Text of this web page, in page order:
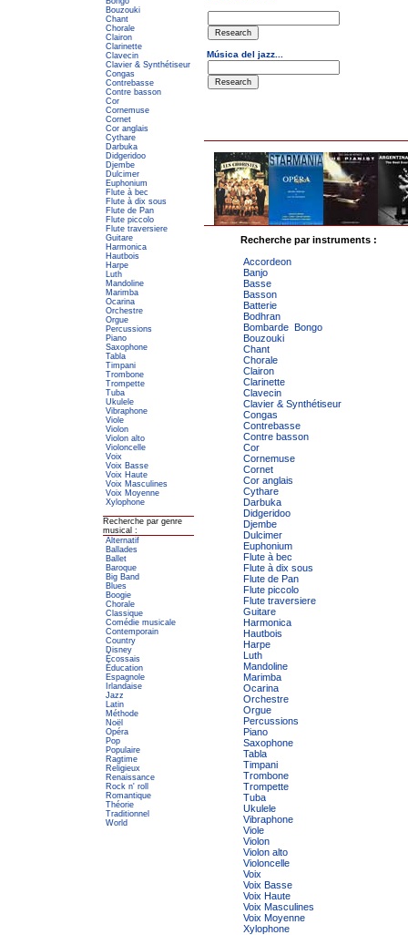
Bouzouki
Chant
Chorale
Clairon
Clarinette
Clavecin
Clavier & Synthétiseur
Congas
Contrebasse
Contre basson
Cor
Cornemuse
Cornet
Cor anglais
Cythare
Darbuka
Didgeridoo
Djembe
Dulcimer
Euphonium
Flute à bec
Flute à dix sous
Flute de Pan
Flute piccolo
Flute traversiere
Guitare
Harmonica
Hautbois
Harpe
Luth
Mandoline
Marimba
Ocarina
Orchestre
Orgue
Percussions
Piano
Saxophone
Tabla
Timpani
Trombone
Trompette
Tuba
Ukulele
Vibraphone
Viole
Violon
Violon alto
Violoncelle
Voix
Voix Basse
Voix Haute
Voix Masculines
Voix Moyenne
Xylophone
Recherche par genre
musical :
Alternatif
Ballades
Ballet
Baroque
Big Band
Blues
Boogie
Chorale
Classique
Comédie musicale
Contemporain
Country
Disney
Écossais
Éducation
Espagnole
Irlandaise
Jazz
Latin
Méthode
Noël
Opéra
Pop
Populaire
Ragtime
Religieux
Renaissance
Rock n' roll
Romantique
Théorie
Traditionnel
World
Recherche par instruments :
Accordeon
Banjo
Basse
Basson
Batterie
Bodhran
Bombarde Bongo
Bouzouki
Chant
Chorale
Clairon
Clarinette
Clavecin
Clavier & Synthétiseur
Congas
Contrebasse
Contre basson
Cor
Cornemuse
Cornet
Cor anglais
Cythare
Darbuka
Didgeridoo
Djembe
Dulcimer
Euphonium
Flute à bec
Flute à dix sous
Flute de Pan
Flute piccolo
Flute traversiere
Guitare
Harmonica
Hautbois
Harpe
Luth
Mandoline
Marimba
Ocarina
Orchestre
Orgue
Percussions
Piano
Saxophone
Tabla
Timpani
Trombone
Trompette
Tuba
Ukulele
Vibraphone
Viole
Violon
Violon alto
Violoncelle
Voix
Voix Basse
Voix Haute
Voix Masculines
Voix Moyenne
Xylophone